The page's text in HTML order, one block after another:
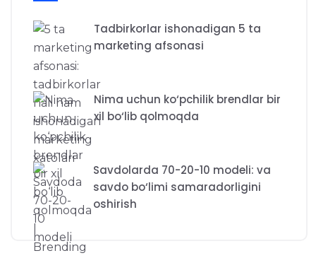
Tadbirkorlar ishonadigan 5 ta
marketing afsonasi
Nima uchun ko‘pchilik brendlar bir
xil bo‘lib qolmoqda
Savdolarda 70-20-10 modeli: va
savdo bo‘limi samaradorligini
oshirish